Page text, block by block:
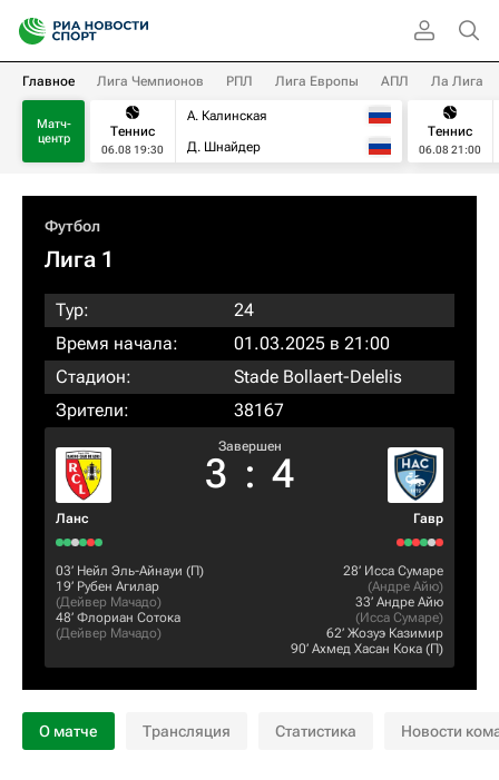
Главное Лига Чемпионов РПЛ Лига Европы АПЛ Ла Лига
Матч-
центр
Теннис
06.08 19:30
А. Калинская
Д. Шнайдер
Теннис
06.08 21:00
Футбол
Лига 1
Тур:
24
Время начала:
01.03.2025 в 21:00
Стадион:
Stade Bollaert-Delelis
Зрители:
38167
Ланс
Завершен
3 : 4
Гавр
03‎’‎ Нейл Эль-Айнауи (П)
19‎’‎ Рубен Агилар
(Дейвер Мачадо)
48‎’‎ Флориан Сотока
(Дейвер Мачадо)
28‎’‎ Исса Сумаре
(Андре Айю)
33‎’‎ Андре Айю
(Исса Сумаре)
62‎’‎ Жозуэ Казимир
90‎’‎ Ахмед Хасан Кока (П)
О матче Трансляция Статистика Новости